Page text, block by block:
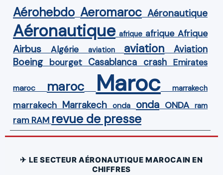
Aérohebdo Aeromaroc Aéronautique
Aéronautique afrique afrique Afrique
Airbus Algérie aviation aviation Aviation
Boeing bourget Casablanca crash Emirates
maroc maroc Maroc marrakech
marrakech Marrakech onda onda ONDA ram
ram RAM revue de presse
✈ LE SECTEUR AÉRONAUTIQUE MAROCAIN EN
CHIFFRES